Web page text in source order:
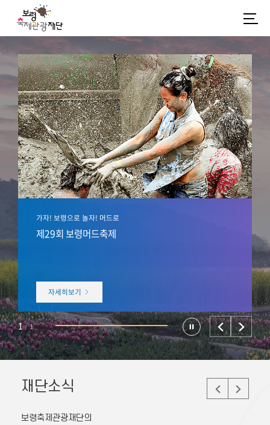
가자! 보령으로 놀자! 머드로
제29회 보령머드축제
자세히보기
1/1
재단소식
보령축제관광재단의